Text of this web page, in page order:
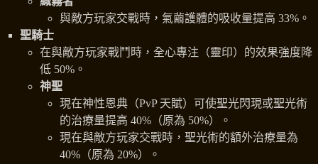
與敵方玩家交戰時，氣繭護體的吸收量提高 33%。
聖騎士
在與敵方玩家戰鬥時，全心專注（靈印）的效果強度降
低 50%。
神聖
現在神性恩典（PvP 天賦）可使聖光閃現或聖光術
的治療量提高 40%（原為 50%）。
現在與敵方玩家交戰時，聖光術的額外治療量為
40%（原為 20%）。